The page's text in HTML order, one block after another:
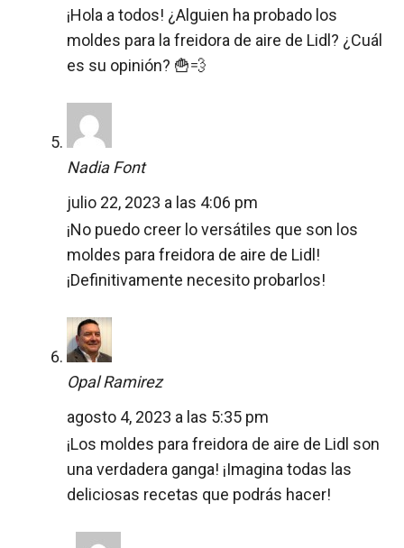
¡Hola a todos! ¿Alguien ha probado los
moldes para la freidora de aire de Lidl? ¿Cuál
es su opinión? 🍟💨
Nadia Font
julio 22, 2023 a las 4:06 pm
¡No puedo creer lo versátiles que son los
moldes para freidora de aire de Lidl!
¡Definitivamente necesito probarlos!
Opal Ramirez
agosto 4, 2023 a las 5:35 pm
¡Los moldes para freidora de aire de Lidl son
una verdadera ganga! ¡Imagina todas las
deliciosas recetas que podrás hacer!